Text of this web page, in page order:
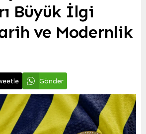
Büyük İlgi
ve Modernlik
Gönder